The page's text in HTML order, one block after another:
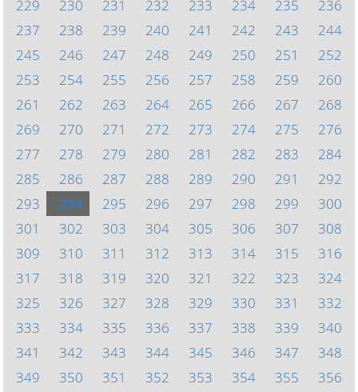
229
230 231 232 233 234 235
236
237
238 239 240 241 242 243
244
245
246 247 248 249 250 251
252
253
254 255 256 257 258 259
260
261
262 263 264 265 266 267
268
269
270 271 272 273 274 275
276
277
278 279 280 281 282 283
284
285
286 287 288 289 290 291
292
293
294 295 296 297 298 299
300
301
302 303 304 305 306 307
308
309
310 311 312 313 314 315
316
317
318 319 320 321 322 323
324
325
326 327 328 329 330 331
332
333
334 335 336 337 338 339
340
341
342 343 344 345 346 347
348
349
350 351 352 353 354 355 356